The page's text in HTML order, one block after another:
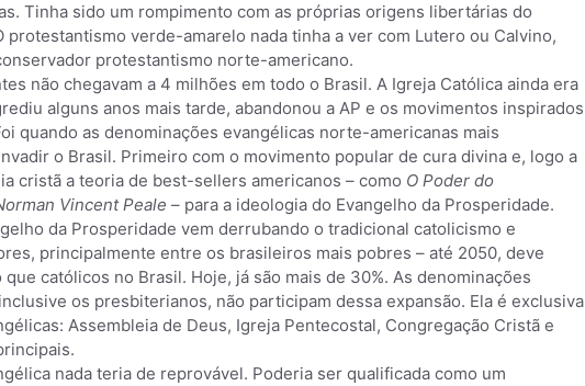
Tinha sido um rompimento com as próprias origens libertárias do
protestantismo verde-amarelo nada tinha a ver com Lutero ou Calvino,
protestantismo norte-americano.
não chegavam a 4 milhões em todo o Brasil. A Igreja Católica ainda era
alguns anos mais tarde, abandonou a AP e os movimentos inspirados
quando as denominações evangélicas norte-americanas mais
o Brasil. Primeiro com o movimento popular de cura divina e, logo a
cristã a teoria de best-sellers americanos – como O Poder do
Vincent Peale – para a ideologia do Evangelho da Prosperidade.
da Prosperidade vem derrubando o tradicional catolicismo e
principalmente entre os brasileiros mais pobres – até 2050, deve
católicos no Brasil. Hoje, já são mais de 30%. As denominações
os presbiterianos, não participam dessa expansão. Ela é exclusiva
Assembleia de Deus, Igreja Pentecostal, Congregação Cristã e
nada teria de reprovável. Poderia ser qualificada como um